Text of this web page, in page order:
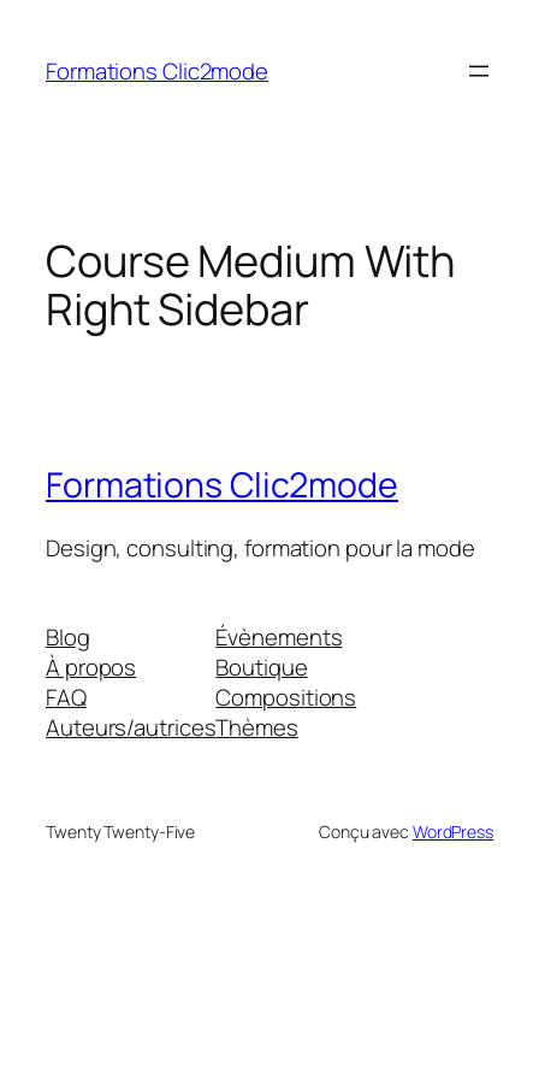
contenu
Formations Clic2mode
Course Medium With
Right Sidebar
Formations Clic2mode
Design, consulting, formation pour la mode
Blog
À propos
FAQ
Auteurs/autrices
Évènements
Boutique
Compositions
Thèmes
Twenty Twenty-Five Conçu avec WordPress